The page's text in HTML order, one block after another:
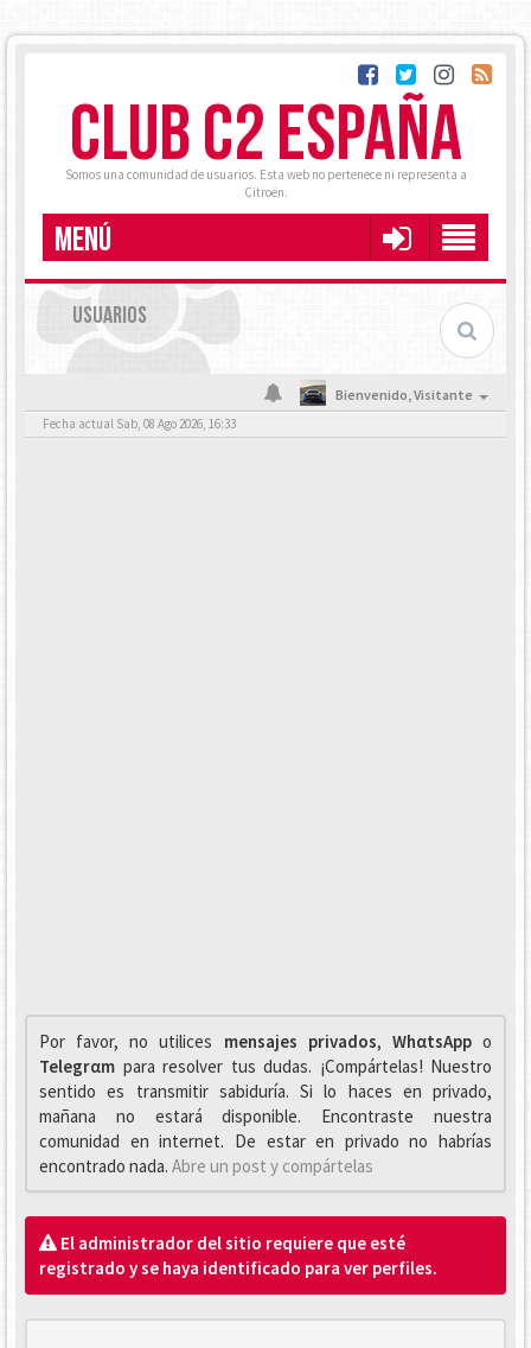
CLUB C2 ESPAÑA
Somos una comunidad de usuarios. Esta web no pertenece ni representa a
Citroën.
MENÚ
USUARIOS
Bienvenido,Visitante
Fecha actual Sab, 08 Ago 2026, 16:33
Por favor, no utilices mensajes privados, WhαtsAppo
Telegrαm para resolver tus dudas. ¡Compártelas! Nuestro
sentido es transmitir sabiduría. Si lo haces en privado,
mañana no estará disponible. Encontraste nuestra
comunidad en internet. De estar en privado no habrías
encontrado nada. Abre un post y compártelas
El administrador del sitio requiere que esté
registrado y se haya identificado para ver perfiles.